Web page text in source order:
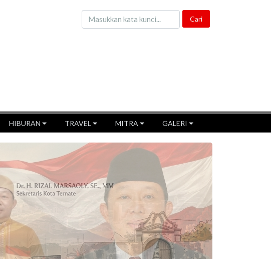
HIBURAN TRAVEL MITRA GALERI